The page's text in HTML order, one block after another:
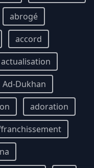
abrogé
accord
actualisation
Ad-Dukhan
adoration